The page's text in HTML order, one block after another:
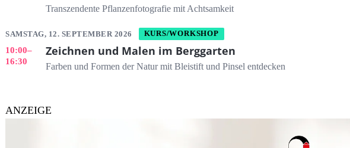
Transzendente Pflanzenfotografie mit Achtsamkeit
SAMSTAG, 12. SEPTEMBER 2026 KURS/WORKSHOP
10:00–
16:30
Zeichnen und Malen im Berggarten
Farben und Formen der Natur mit Bleistift und Pinsel entdecken
ANZEIGE